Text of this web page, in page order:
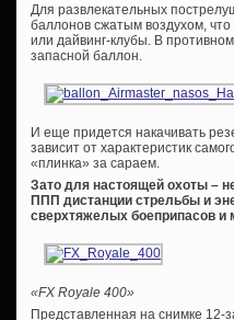
Для развлекательных
баллонов сжатым воздухом,
или дайвинг-клубы. В
запасной баллон.
И еще придется накачивать
зависит от характеристик
«плинка» за сараем.
Зато для настоящей охоты –
ППП дистанции стрельбы и
сверхтяжелых боеприпасов и
«FX Royale 400»
Представленная на снимке 12-